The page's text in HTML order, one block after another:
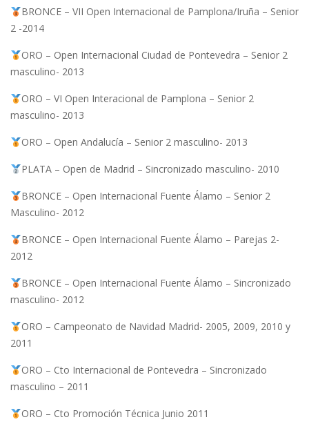
BRONCE – VII Open Internacional de Pamplona/Iruña – Senior
2 -2014
ORO – Open Internacional Ciudad de Pontevedra – Senior 2
masculino- 2013
ORO – VI Open Interacional de Pamplona – Senior 2
masculino- 2013
ORO – Open Andalucía – Senior 2 masculino- 2013
PLATA – Open de Madrid – Sincronizado masculino- 2010
BRONCE – Open Internacional Fuente Álamo – Senior 2
Masculino- 2012
BRONCE – Open Internacional Fuente Álamo – Parejas 2-
2012
BRONCE – Open Internacional Fuente Álamo – Sincronizado
masculino- 2012
ORO – Campeonato de Navidad Madrid- 2005, 2009, 2010 y
2011
ORO – Cto Internacional de Pontevedra – Sincronizado
masculino – 2011
ORO – Cto Promoción Técnica Junio 2011